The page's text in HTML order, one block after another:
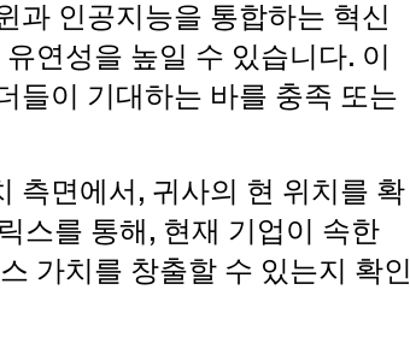
과 인공지능을 통합하는 혁신
연성을 높일 수 있습니다. 이
들이 기대하는 바를 충족 또는
측면에서, 귀사의 현 위치를 확
스를 통해, 현재 기업이 속한
가치를 창출할 수 있는지 확인